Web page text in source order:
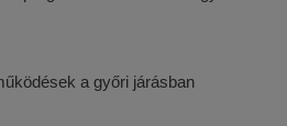
a győri járásban